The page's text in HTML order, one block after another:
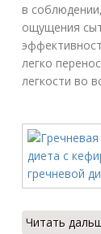
в
ощущения
легко
легкости во
Читать